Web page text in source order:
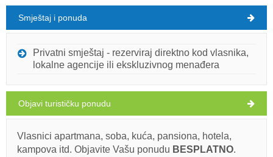
Smještaj i ponuda
Privatni smještaj - rezerviraj direktno kod vlasnika,
lokalne agencije ili ekskluzivnog menađera
Objavi turističku ponudu
Vlasnici apartmana, soba, kuća, pansiona, hotela,
kampova itd. Objavite Vašu ponudu BESPLATNO.